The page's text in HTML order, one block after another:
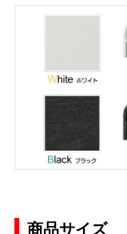
商品サイズ